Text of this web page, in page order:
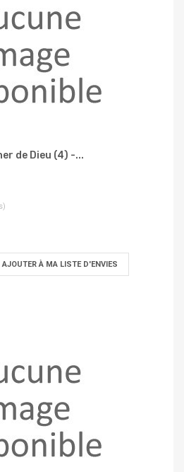
de Dieu (4) -...
AJOUTER À MA LISTE D'ENVIES